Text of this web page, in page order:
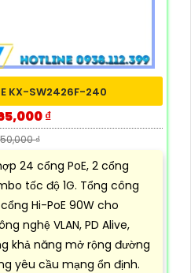
KX-SW2426F-240
₫
₫
24 cổng PoE, 2 cổng
tốc độ 1G. Tổng công
Hi-PoE 90W cho
nghệ VLAN, PD Alive,
khả năng mở rộng đường
yêu cầu mạng ổn định.